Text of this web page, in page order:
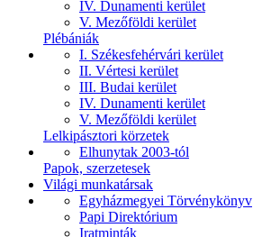
IV. Dunamenti kerület
V. Mezőföldi kerület
Plébániák
I. Székesfehérvári kerület
II. Vértesi kerület
III. Budai kerület
IV. Dunamenti kerület
V. Mezőföldi kerület
Lelkipásztori körzetek
Elhunytak 2003-tól
Papok, szerzetesek
Világi munkatársak
Egyházmegyei Törvénykönyv
Papi Direktórium
Iratminták